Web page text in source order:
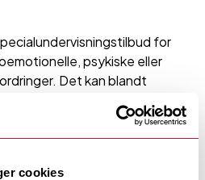
cookies
for
psykiske eller
Det kan blandt
eller traumer.
børn og unge i